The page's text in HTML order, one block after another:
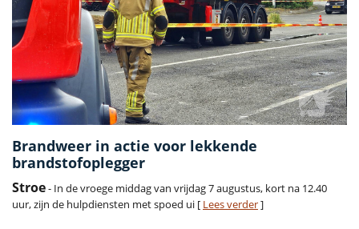
Brandweer in actie voor lekkende
brandstofoplegger
Stroe- In de vroege middag van vrijdag 7 augustus, kort na 12.40
uur, zijn de hulpdiensten met spoed ui [ Lees verder]